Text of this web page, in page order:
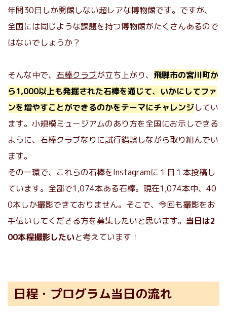
年間30日しか開館しない超レアな博物館です。ですが、
全国には同じような課題を持つ博物館がたくさんあるので
はないでしょうか？
そんな中で、 石棒クラブが立ち上がり、 飛騨市の宮川町か
ら1,000以上も発掘された石棒を通じて、いかにしてファ
ンを増やすことができるのかをテーマにチャレンジしてい
ます。小規模ミュージアムのあり方を全国にお示しできる
ように、石棒クラブなりに試行錯誤しながら取り組んでい
ます。
その一環で、これらの石棒をInstagramに１日１本投稿し
ています。全部で1,074本ある石棒。現在1,074本中、40
0本しか撮影できておりません。そこで、今回も撮影をお
手伝いしてくださる方を募集したいと思います。 当日は2
00本程撮影したいと考えています！
日程・プログラム当日の流れ